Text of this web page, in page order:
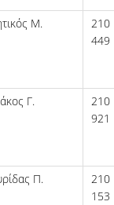
ΕΡΓΑΣΙΑ
Μ.
449
Γ.
921
Π.
153